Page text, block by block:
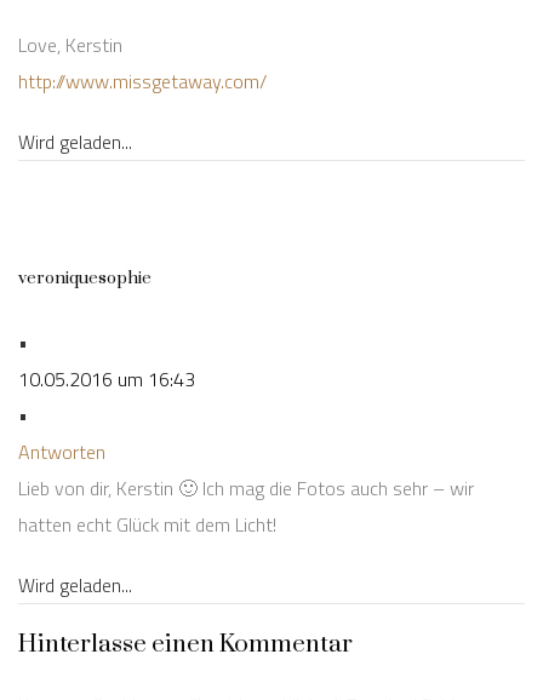
Love, Kerstin
http://www.missgetaway.com/
Wird geladen...
veroniquesophie
•
10.05.2016 um 16:43
•
Antworten
Lieb von dir, Kerstin 🙂 Ich mag die Fotos auch sehr – wir
hatten echt Glück mit dem Licht!
Wird geladen...
Hinterlasse einen Kommentar